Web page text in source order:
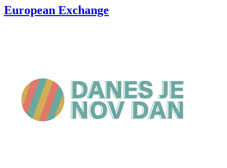
European Exchange